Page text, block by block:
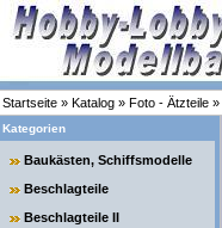
Startseite » Katalog » Foto - Ätzteile »
Kategorien
Baukästen, Schiffsmodelle
Beschlagteile
Beschlagteile II